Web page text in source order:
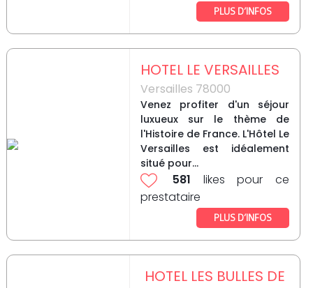
PLUS D’INFOS
HOTEL LE VERSAILLES
Versailles 78000
Venez profiter d'un séjour
luxueux sur le thème de
l'Histoire de France. L'Hôtel Le
Versailles est idéalement
situé pour...
581 likes pour ce
prestataire
PLUS D’INFOS
HOTEL LES BULLES DE